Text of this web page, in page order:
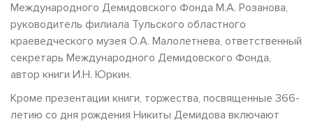
Международного Демидовского Фонда М.А. Розанова,
руководитель филиала Тульского областного
краеведческого музея О.А. Малолетнева, ответственный
секретарь Международного Демидовского Фонда,
автор книги И.Н. Юркин.
Кроме презентации книги, торжества, посвященные 366-
летию со дня рождения Никиты Демидова включают